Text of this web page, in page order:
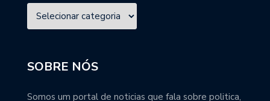
SOBRE NÓS
Somos um portal de noticias que fala sobre politica,